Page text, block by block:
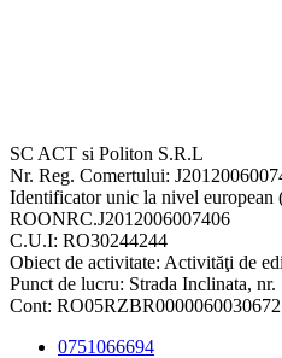
SC ACT si Politon S.R.L
Nr. Reg. Comertului:
Identificator unic la nivel european
ROONRC.J2012006007406
C.U.I: RO30244244
Obiect de activitate: Activităţi de
Punct de lucru: Strada Inclinata,
Cont:
0751066694